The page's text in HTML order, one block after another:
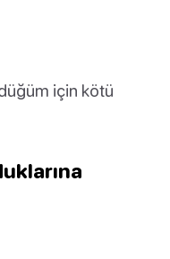
için kötü